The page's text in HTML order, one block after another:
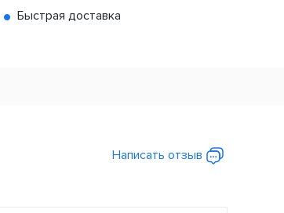
Быстрая доставка
Написать отзыв